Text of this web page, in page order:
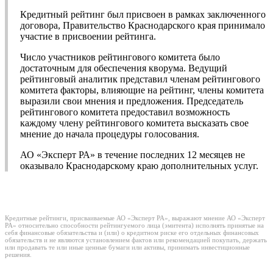
Кредитный рейтинг был присвоен в рамках заключенного
договора, Правительство Краснодарского края принимало
участие в присвоении рейтинга.
Число участников рейтингового комитета было
достаточным для обеспечения кворума. Ведущий
рейтинговый аналитик представил членам рейтингового
комитета факторы, влияющие на рейтинг, члены комитета
выразили свои мнения и предложения. Председатель
рейтингового комитета предоставил возможность
каждому члену рейтингового комитета высказать свое
мнение до начала процедуры голосования.
АО «Эксперт РА» в течение последних 12 месяцев не
оказывало Краснодарскому краю дополнительных услуг.
Кредитные рейтинги, присваиваемые АО «Эксперт РА», выражают мнение АО «Эксперт
РА» относительно способности рейтингуемого лица (эмитента) исполнять принятые на
себя финансовые обязательства и (или) о кредитном риске его отдельных финансовых
обязательств и не являются установлением фактов или рекомендацией покупать, держать
или продавать те или иные ценные бумаги или активы, принимать инвестиционные
решения.